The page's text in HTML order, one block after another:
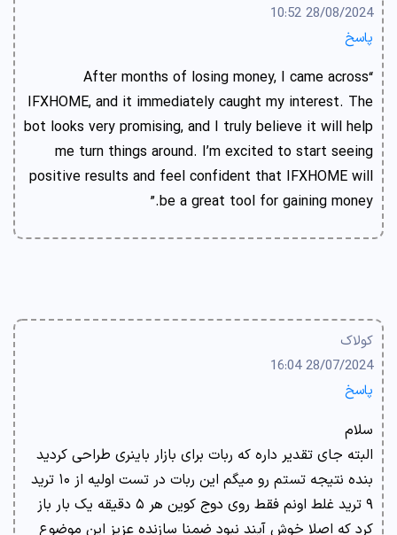
28/08/2024 10:52
پاسخ
“After months of losing money, I came across
IFXHOME, and it immediately caught my interest. The
bot looks very promising, and I truly believe it will help
me turn things around. I’m excited to start seeing
positive results and feel confident that IFXHOME will
be a great tool for gaining money.”
کولاک
28/07/2024 16:04
پاسخ
سلام
البته جای تقدیر داره که ربات برای بازار باینری طراحی کردید
بنده نتیجه تستم رو میگم این ربات در تست اولیه از ۱۰ ترید
۹ ترید غلط اونم فقط روی دوج کوین هر ۵ دقیقه یک بار باز
کرد که اصلا خوش آیند نبود ضمنا سازنده عزیز این موضوع